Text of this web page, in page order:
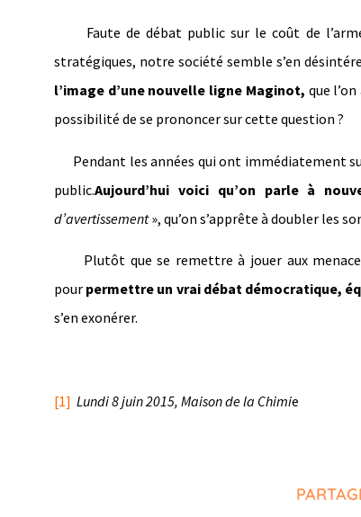
Faute de débat public sur le coût de l’arme
stratégiques, notre société semble s’en
l’image d’une nouvelle ligne Maginot, que
possibilité de se prononcer sur cette question ?
Pendant les années qui ont immédiatement
public.Aujourd’hui voici qu’on parle à
d’avertissement», qu’on s’apprête à doubler les
Plutôt que se remettre à jouer aux menaces
pour permettre un vrai débat démocratique,
s’en exonérer.
[1] Lundi 8 juin 2015, Maison de la Chimie